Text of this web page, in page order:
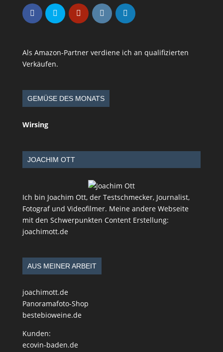
Als Amazon-Partner verdiene ich an qualifizierten
Verkäufen.
GEMÜSE DES MONATS
Wirsing
JOACHIM OTT
Ich bin Joachim Ott, der Testschmecker, Journalist,
Fotograf und Videofilmer. Meine andere Webseite
mit den Schwerpunkten Content Erstellung:
joachimott.de
AUS MEINER ARBEIT
joachimott.de
Panoramafoto-Shop
bestebioweine.de
Kunden:
ecovin-baden.de